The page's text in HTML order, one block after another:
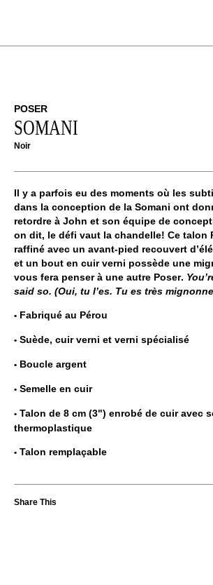
POSER
SOMANI
Noir
Il y a parfois eu des moments où les
dans la conception de la Somani ont
retordre à John et son équipe de
on dit, le défi vaut la chandelle! Ce talon
raffiné avec un avant-pied recouvert
et un bout en cuir verni possède une
vous fera penser à une autre Poser.
said so. (Oui, tu l’es. Tu es très
Fabriqué au Pérou
Suède, cuir verni et verni spécialisé
Boucle argent
Semelle en cuir
Talon de 8 cm (3") enrobé de cuir avec
thermoplastique
Talon remplaçable